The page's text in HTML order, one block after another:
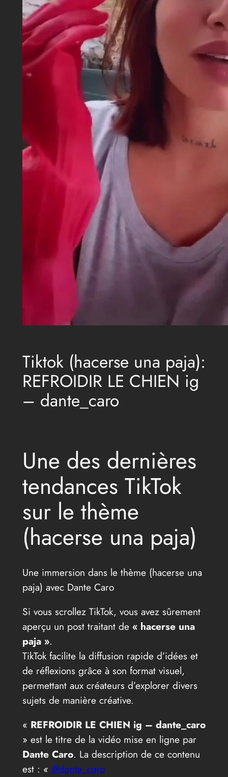
Tiktok (hacerse una paja):
REFROIDIR LE CHIEN ig
– dante_caro
Une des dernières
tendances TikTok
sur le thème
(hacerse una paja)
Une immersion dans le thème (hacerse una
paja) avec Dante Caro
Si vous scrollez TikTok, vous avez sûrement
aperçu un post traitant de « hacerse una
paja ».
TikTok facilite la diffusion rapide d’idées et
de réflexions grâce à son format visuel,
permettant aux créateurs d’explorer divers
sujets de manière créative.
« REFROIDIR LE CHIEN ig – dante_caro
» est le titre de la vidéo mise en ligne par
Dante Caro. La description de ce contenu
est : « @dante_caro